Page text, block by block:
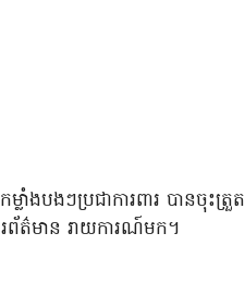
បងៗប្រជាការពារ បានចុះត្រួត
ព័ត៌មាន រាយការណ៍មក។